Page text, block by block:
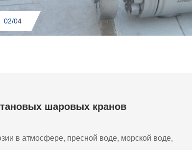
шаровых кранов
в атмосфере, пресной воде, морской воде,